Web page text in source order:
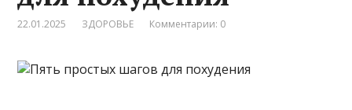
22.01.2025 ЗДОРОВЬЕ Комментарии: 0